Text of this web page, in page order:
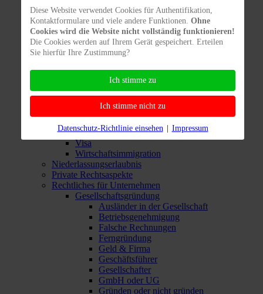
Allgemeine Fragen zum
Aufenthalt
Allgemeine Voraussetzungen für
Aufenthaltserlaubnis
Andere Gründe
Beschäftigungsimmigration
Berufsbilder und deren
Voraussetzungen
EU-Bürger bzw. deren Nicht-
EU-Ehepartner und Verwandte
Private Immigration
Einwanderung
Visa
Wirtschaftsimmigration
Niederlassungserlaubnis
Private Rechtsaspekte
Rechtliches für Unternehmen
Gesellschaftsgründung
Ausländer in der Gesellschaft
Betriebsgenehmigung
Falsche Rechnungen
Ferngründung
Geld & Firma
Geschäftsführer
Gesellschafter
GmbH oder UG
Gründen oder nicht gründen
Diese Website verwendet Cookies für Authentifikation,
Kontaktformulare und viele andere Funktionen. Ohne
Cookies wird die Website nicht vollständig funktionieren!
Die Cookies werden auf Ihrem Gerät gespeichert. Erteilen
Sie hierfür Ihre Zustimmung?
Ich stimme zu
Ich stimme nicht zu
Datenschutz-Richtlinie einsehen | Impressum